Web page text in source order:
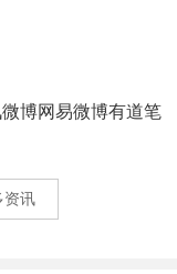
博网易微博有道笔
资讯